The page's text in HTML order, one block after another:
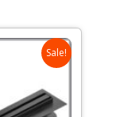
Sale!